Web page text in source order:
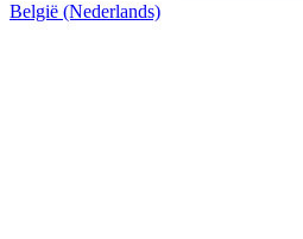
België (Nederlands)